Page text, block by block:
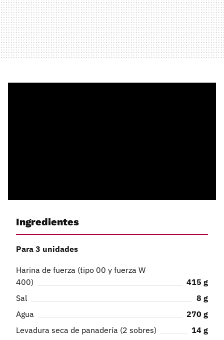
Ingredientes
Para 3 unidades
Harina de fuerza (tipo 00 y fuerza W
400)
415 g
Sal
8 g
Agua
270 g
Levadura seca de panadería (2 sobres)
14 g